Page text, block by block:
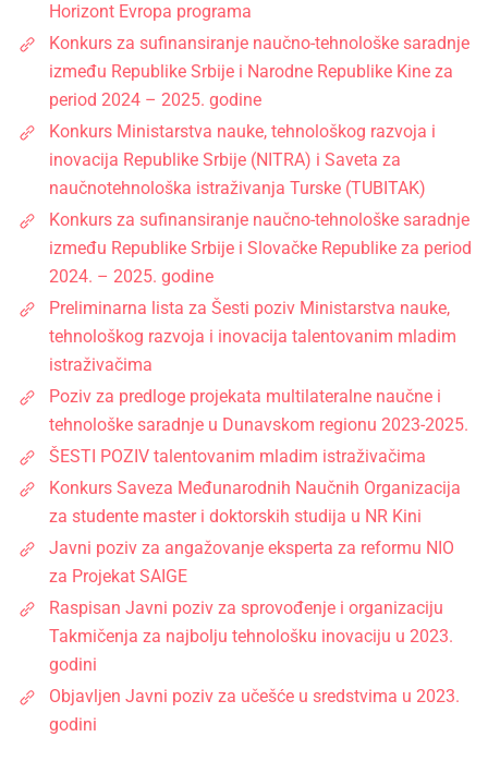
Horizont Evropa programa
Konkurs za sufinansiranje naučno-tehnološke saradnje
između Republike Srbije i Narodne Republike Kine za
period 2024 – 2025. godine
Konkurs Ministarstva nauke, tehnološkog razvoja i
inovacija Republike Srbije (NITRA) i Saveta za
naučnotehnološka istraživanja Turske (TUBITAK)
Konkurs za sufinansiranje naučno-tehnološke saradnje
između Republike Srbije i Slovačke Republike za period
2024. – 2025. godine
Preliminarna lista za Šesti poziv Ministarstva nauke,
tehnološkog razvoja i inovacija talentovanim mladim
istraživačima
Poziv za predloge projekata multilateralne naučne i
tehnološke saradnje u Dunavskom regionu 2023-2025.
ŠESTI POZIV talentovanim mladim istraživačima
Konkurs Saveza Međunarodnih Naučnih Organizacija
za studente master i doktorskih studija u NR Kini
Javni poziv za angažovanje eksperta za reformu NIO
za Projekat SAIGE
Raspisan Javni poziv za sprovođenje i organizaciju
Takmičenja za najbolju tehnološku inovaciju u 2023.
godini
Objavljen Javni poziv za učešće u sredstvima u 2023.
godini